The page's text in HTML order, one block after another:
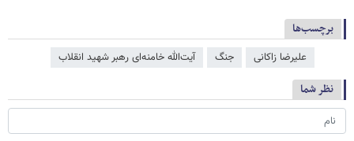
برچسب‌ها
علیرضا زاکانی جنگ آیت‌الله خامنه‌ای رهبر شهید انقلاب
نظر شما